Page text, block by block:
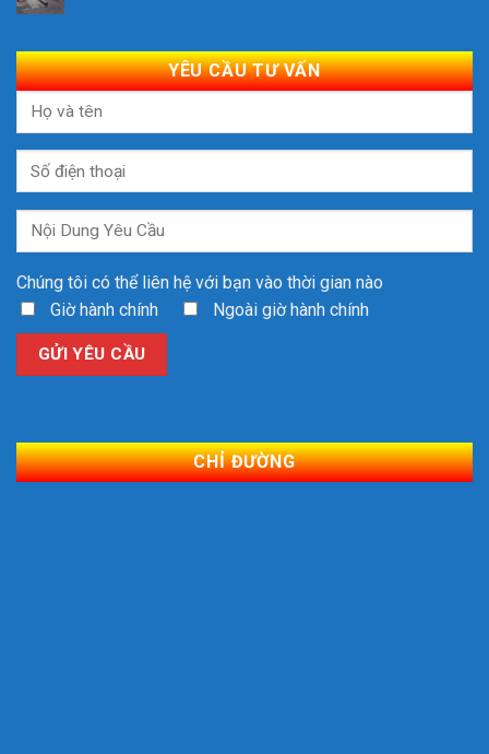
YÊU CẦU TƯ VẤN
Chúng tôi có thể liên hệ với bạn vào thời gian nào
Giờ hành chính
Ngoài giờ hành chính
CHỈ ĐƯỜNG